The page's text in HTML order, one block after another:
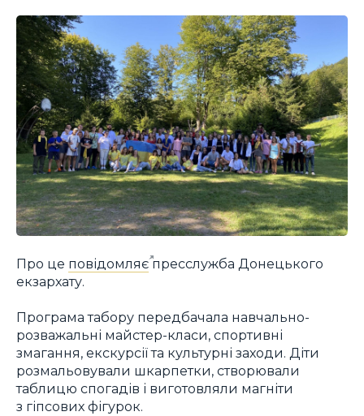
Про це повідомляєпресслужба Донецького
екзархату.
Програма табору передбачала навчально-
розважальні майстер-класи, спортивні
змагання, екскурсії та культурні заходи. Діти
розмальовували шкарпетки, створювали
таблицю спогадів і виготовляли магніти
з гіпсових фігурок.